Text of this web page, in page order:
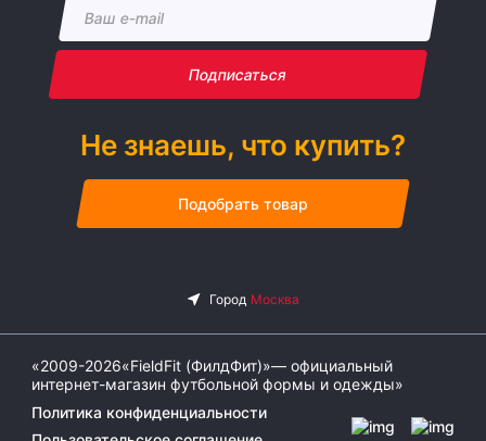
Подписаться
Не знаешь, что купить?
Подобрать товар
«2009-2026«FieldFit (ФилдФит)»— официальный
интернет-магазин футбольной формы и одежды»
Политика конфиденциальности